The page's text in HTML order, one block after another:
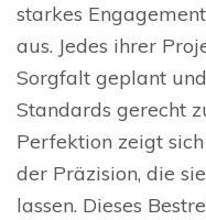
starkes
aus. Jedes ihrer
Sorgfalt geplant
Standards gerecht
Perfektion zeigt
der Präzision, die
lassen. Dieses